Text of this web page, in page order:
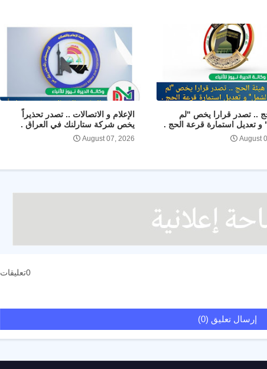
.. تصدر قرارا يخص "لم
و تعديل استمارة قرعة الحج .
August
الإعلام و الاتصالات .. تصدر تحذيراً
يخص شركة ستارلنك في العراق .
August 07, 2026
0تعليقات
إرسال تعليق (0)